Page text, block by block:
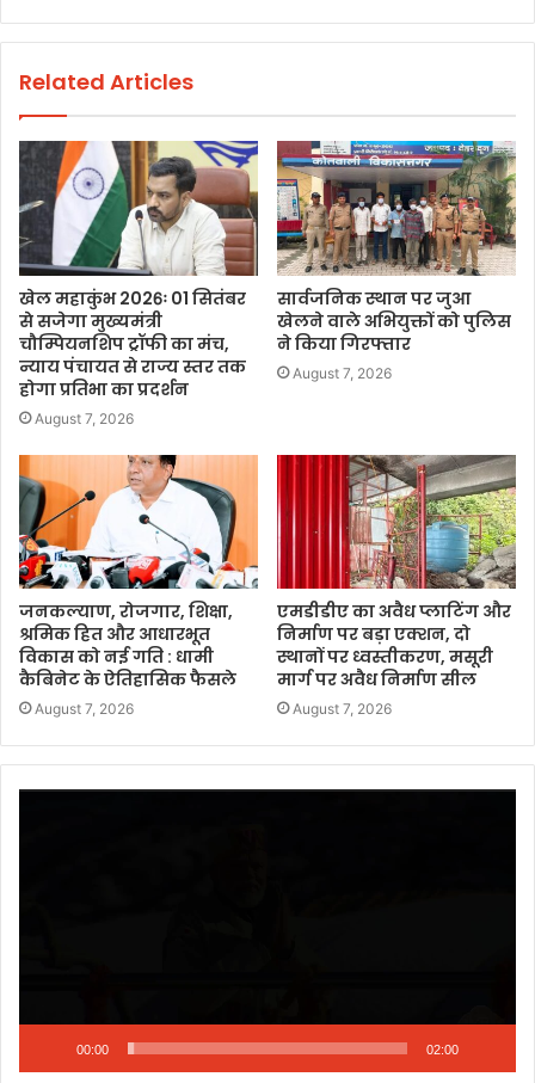
Related Articles
खेल महाकुंभ 2026ः 01 सितंबर
से सजेगा मुख्यमंत्री
चौम्पियनशिप ट्रॉफी का मंच,
न्याय पंचायत से राज्य स्तर तक
होगा प्रतिभा का प्रदर्शन
August 7, 2026
सार्वजनिक स्थान पर जुआ
खेलने वाले अभियुक्तों को पुलिस
ने किया गिरफ्तार
August 7, 2026
जनकल्याण, रोजगार, शिक्षा,
श्रमिक हित और आधारभूत
विकास को नई गति : धामी
कैबिनेट के ऐतिहासिक फैसले
August 7, 2026
एमडीडीए का अवैध प्लाटिंग और
निर्माण पर बड़ा एक्शन, दो
स्थानों पर ध्वस्तीकरण, मसूरी
मार्ग पर अवैध निर्माण सील
August 7, 2026
00:00 02:00